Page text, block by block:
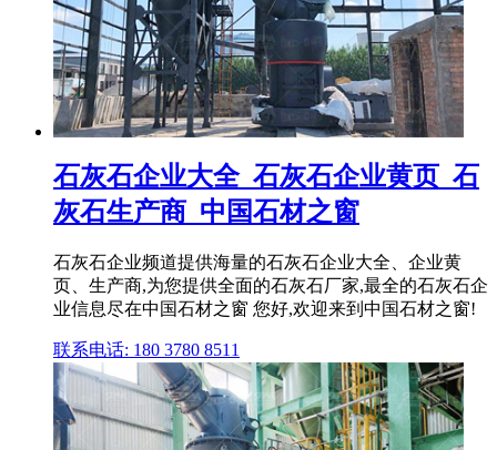
石灰石企业大全_石灰石企业黄页_石
灰石生产商_中国石材之窗
石灰石企业频道提供海量的石灰石企业大全、企业黄
页、生产商,为您提供全面的石灰石厂家,最全的石灰石企
业信息尽在中国石材之窗 您好,欢迎来到中国石材之窗!
联系电话: 180 3780 8511